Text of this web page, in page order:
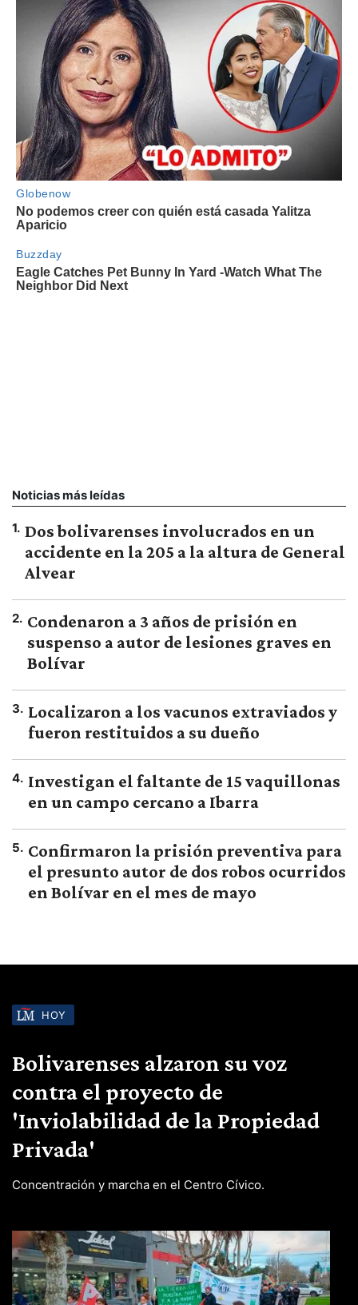
Noticias más leídas
1. Dos bolivarenses involucrados en un
accidente en la 205 a la altura de General
Alvear
2. Condenaron a 3 años de prisión en
suspenso a autor de lesiones graves en
Bolívar
3. Localizaron a los vacunos extraviados y
fueron restituidos a su dueño
4. Investigan el faltante de 15 vaquillonas
en un campo cercano a Ibarra
5. Confirmaron la prisión preventiva para
el presunto autor de dos robos ocurridos
en Bolívar en el mes de mayo
HOY
Bolivarenses alzaron su voz
contra el proyecto de
'Inviolabilidad de la Propiedad
Privada'
Concentración y marcha en el Centro Cívico.